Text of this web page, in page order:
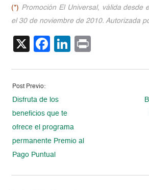
(*) Promoción El Universal, válida desde
el 30 de noviembre de 2010. Autorizada
X Facebook
LinkedIn
Post Previo:
Disfruta de los
beneficios que te
ofrece el programa
permanente Premio al
Pago Puntual